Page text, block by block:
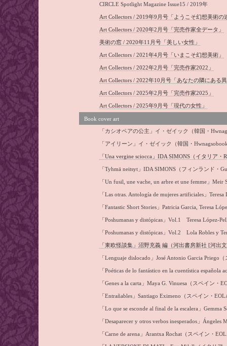
CIRCLE Spotlight Magazine Issue15 / 2019年
Art Collectors / 2019年9月号「ようこそ幻想美術の
Art Collectors / 2020年2月号「完売作家全データ」
美術の窓 / 2020年11月号「美しい女性」
Art Collectors / 2021年4月号「いまこそ幻想美術」
Art Collectors / 2022年2月号「完売作家2022」
Art Collectors / 2022年10月号「あなたの隣にある
Art Collectors / 2025年2月号「完売作家2025」
Art Collectors / 2025年9月号「現代の女性」
Book cover art
「カシオペアの公主」イ・ゼイック（韓国・
「アイリーン」イ・ゼイック（韓国・
「Una vergine sciocca」IDA SIMONS（イタリア
「Tyhmä neitsyt」 IDA SIMONS（フィンランド・
「Un fusil, une vache, un arbre et une femme」
「Las otras. Antología de mujeres artificiales」
「Fantastic Short Stories」Patricia Garcia, Teresa
「Poshumanas y distópicas」Vol.1 Teresa López-
「Poshumanas y distópicas」 Vol.2 Lola Robles y
「東欧怪談集」沼野充義 編（河出書房新社 [河出
「Lenguaje dislocado」José Antonio Garcia Priego
「Poéticas de lo fantástico en la cuentística
「Genes a la carta」Maya G. Vinuesa （スペイン・
「Entrañables」Santiago Eximeno （スペイン・
「Lo que se esconde al final de la escalera」Gemma
「Desaparecer y otros verbos inesperados」Ángeles
「Carne de arena」Arantxa Rochat （スペイン・